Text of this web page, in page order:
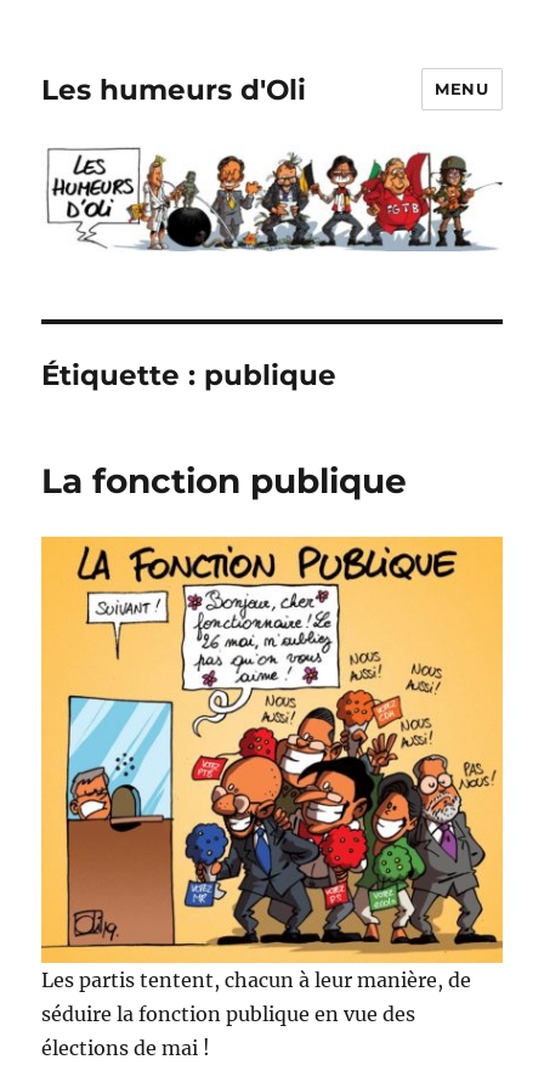
Les humeurs d'Oli MENU
Étiquette : publique
La fonction publique
Les partis tentent, chacun à leur manière, de
séduire la fonction publique en vue des
élections de mai !